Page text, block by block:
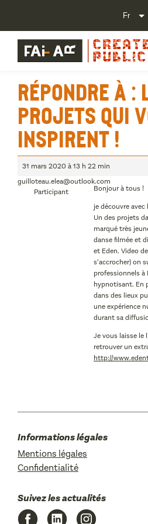
Répondre à :
projets qui
inspirent !
31 mars 2020 à 13 h 22 min
guilloteau.elea@outlook.com
Participant
Bonjour à tous !
je découvre avec
Un des projets
marqué très
danse filmée et
et Eden. Video
s’accrocher) on
professionnels
hypnotisant. En
dans des lieux
une expérience
durant sa
Je vous laisse le
retrouver un
http://
Informations légales
Mentions légales
Confidentialité
Suivez les actualités